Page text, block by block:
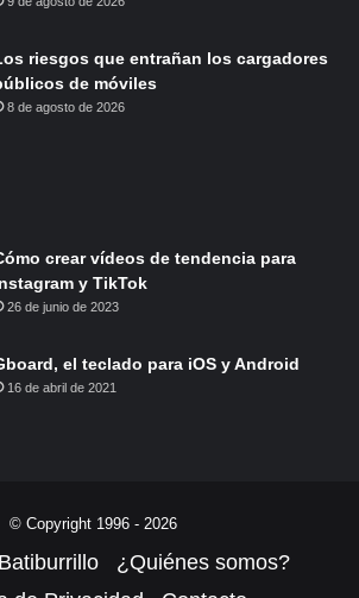
riesgos que entrañan los cargadores
de móviles
8 de agosto de 2026
crear vídeos de tendencia para
y TikTok
26 de junio de 2023
el teclado para iOS y Android
16 de abril de 2021
© Copyright 1996 - 2026
¿Quiénes somos?